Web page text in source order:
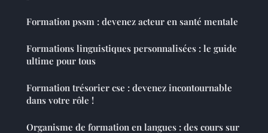
Formation pssm : devenez acteur en santé mentale
Formations linguistiques personnalisées : le guide
ultime pour tous
Formation trésorier cse : devenez incontournable
dans votre rôle !
Organisme de formation en langues : des cours sur